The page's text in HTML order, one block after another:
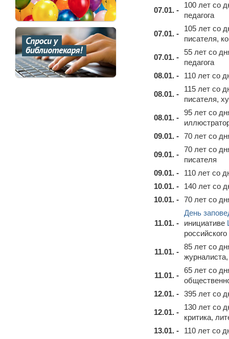
07.01. -
100 лет со
педагога
07.01. -
105 лет со
писателя,
07.01. -
55 лет со
педагога
08.01. -
110 лет со
08.01. -
115 лет со
писателя,
08.01. -
95 лет со
09.01. - 70 лет со
09.01. -
70 лет со
писателя
09.01. -
110 лет со
10.01. -
140 лет со
10.01. - 70 лет со
11.01. -
День
инициативе
11.01. -
85 лет со
11.01. -
65 лет со
12.01. - 395 лет со
12.01. -
130 лет со
критика,
13.01. -
110 лет со